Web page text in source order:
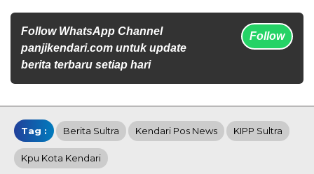
Follow WhatsApp Channel
panjikendari.com untuk update
berita terbaru setiap hari
Follow
Tag : Berita Sultra Kendari Pos News KIPP Sultra
Kpu Kota Kendari